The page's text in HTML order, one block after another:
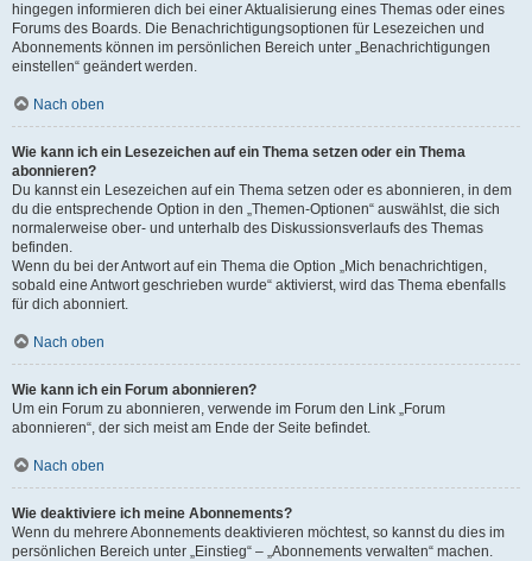
hingegen informieren dich bei einer Aktualisierung eines Themas oder eines
Forums des Boards. Die Benachrichtigungsoptionen für Lesezeichen und
Abonnements können im persönlichen Bereich unter „Benachrichtigungen
einstellen“ geändert werden.
Nach oben
Wie kann ich ein Lesezeichen auf ein Thema setzen oder ein Thema
abonnieren?
Du kannst ein Lesezeichen auf ein Thema setzen oder es abonnieren, in dem
du die entsprechende Option in den „Themen-Optionen“ auswählst, die sich
normalerweise ober- und unterhalb des Diskussionsverlaufs des Themas
befinden.
Wenn du bei der Antwort auf ein Thema die Option „Mich benachrichtigen,
sobald eine Antwort geschrieben wurde“ aktivierst, wird das Thema ebenfalls
für dich abonniert.
Nach oben
Wie kann ich ein Forum abonnieren?
Um ein Forum zu abonnieren, verwende im Forum den Link „Forum
abonnieren“, der sich meist am Ende der Seite befindet.
Nach oben
Wie deaktiviere ich meine Abonnements?
Wenn du mehrere Abonnements deaktivieren möchtest, so kannst du dies im
persönlichen Bereich unter „Einstieg“ – „Abonnements verwalten“ machen.